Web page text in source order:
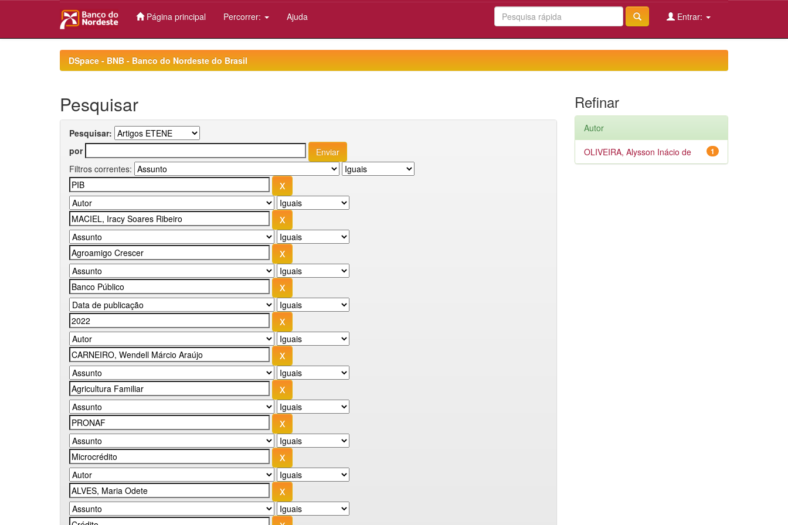
Página principal Percorrer: Ajuda Entrar:
DSpace - BNB - Banco do Nordeste do Brasil
Pesquisar
Pesquisar:
por
Filtros correntes:
Refinar
Autor
1
OLIVEIRA, Alysson Inácio de